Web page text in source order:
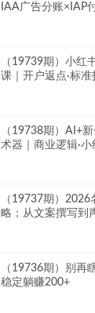
IAA广告分账×IAP
（19739期）小红
课｜开户返点·标准
（19738期）AI+
术器｜商业逻辑·小
（19737期）
略；从文案撰写到
（19736期）别再
稳定躺赚200+